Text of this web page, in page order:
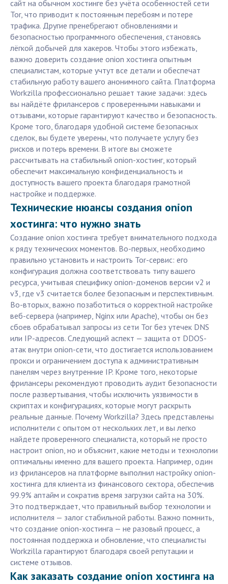
сайт на обычном хостинге без учёта особенностей сети
Tor, что приводит к постоянным перебоям и потере
трафика. Другие пренебрегают обновлениями и
безопасностью программного обеспечения, становясь
лёгкой добычей для хакеров. Чтобы этого избежать,
важно доверить создание onion хостинга опытным
специалистам, которые учтут все детали и обеспечат
стабильную работу вашего анонимного сайта. Платформа
Workzilla профессионально решает такие задачи: здесь
вы найдёте фрилансеров с проверенными навыками и
отзывами, которые гарантируют качество и безопасность.
Кроме того, благодаря удобной системе безопасных
сделок, вы будете уверены, что получаете услугу без
рисков и потерь времени. В итоге вы сможете
рассчитывать на стабильный onion-хостинг, который
обеспечит максимальную конфиденциальность и
доступность вашего проекта благодаря грамотной
настройке и поддержке.
Технические нюансы создания onion
хостинга: что нужно знать
Создание onion хостинга требует внимательного подхода
к ряду технических моментов. Во-первых, необходимо
правильно установить и настроить Tor-сервис: его
конфигурация должна соответствовать типу вашего
ресурса, учитывая специфику onion-доменов версии v2 и
v3, где v3 считается более безопасным и перспективным.
Во-вторых, важно позаботиться о корректной настройке
веб-сервера (например, Nginx или Apache), чтобы он без
сбоев обрабатывал запросы из сети Tor без утечек DNS
или IP-адресов. Следующий аспект — защита от DDOS-
атак внутри onion-сети, что достигается использованием
прокси и ограничением доступа к административным
панелям через внутренние IP. Кроме того, некоторые
фрилансеры рекомендуют проводить аудит безопасности
после развертывания, чтобы исключить уязвимости в
скриптах и конфигурациях, которые могут раскрыть
реальные данные. Почему Workzilla? Здесь представлены
исполнители с опытом от нескольких лет, и вы легко
найдете проверенного специалиста, который не просто
настроит onion, но и объяснит, какие методы и технологии
оптимальны именно для вашего проекта. Например, один
из фрилансеров на платформе выполнил настройку onion-
хостинга для клиента из финансового сектора, обеспечив
99.9% аптайм и сократив время загрузки сайта на 30%.
Это подтверждает, что правильный выбор технологии и
исполнителя — залог стабильной работы. Важно помнить,
что создание onion-хостинга — не разовый процесс, а
постоянная поддержка и обновление, что специалисты
Workzilla гарантируют благодаря своей репутации и
системе отзывов.
Как заказать создание onion хостинга на